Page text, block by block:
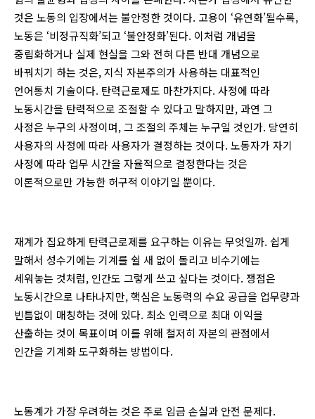
것은 노동의 입장에서는 불안정한 것이다. 고용이 ‘유연화’될수록,
노동은 ‘비정규직화’되고 ‘불안정화’된다. 이처럼 개념을
중립화하거나 실제 현실을 그와 전혀 다른 반대 개념으로
바꿔치기 하는 것은, 지식 자본주의가 사용하는 대표적인
언어통치 기술이다. 탄력근로제도 마찬가지다. 사정에 따라
노동시간을 탄력적으로 조절할 수 있다고 말하지만, 과연 그
사정은 누구의 사정이며, 그 조절의 주체는 누구일 것인가. 당연히
사용자의 사정에 따라 사용자가 결정하는 것이다. 노동자가 자기
사정에 따라 업무 시간을 자율적으로 결정한다는 것은
이론적으로만 가능한 허구적 이야기일 뿐이다.
재계가 집요하게 탄력근로제를 요구하는 이유는 무엇일까. 쉽게
말해서 성수기에는 기계를 쉴 새 없이 돌리고 비수기에는
세워놓는 것처럼, 인간도 그렇게 쓰고 싶다는 것이다. 쟁점은
노동시간으로 나타나지만, 핵심은 노동력의 수요 공급을 업무량과
빈틈없이 매칭하는 것에 있다. 최소 인력으로 최대 이익을
산출하는 것이 목표이며 이를 위해 철저히 자본의 관점에서
인간을 기계화 도구화하는 방법이다.
노동계가 가장 우려하는 것은 주로 임금 손실과 안전 문제다.